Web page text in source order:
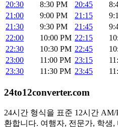
20:30
8:30 PM 20:45
21:00
9:00 PM 21:15
21:30
9:30 PM 21:45
22:00
10:00 PM 22:15
22:30
10:30 PM 22:45
23:00
11:00 PM 23:15
23:30
11:30 PM 23:45
24to12converter.com
24시간 형식을 표준 12시간
환합니다. 여행자, 전문가, 학생